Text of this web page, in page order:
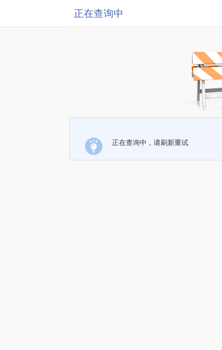
正在查询中
正在查询中，请刷新重试